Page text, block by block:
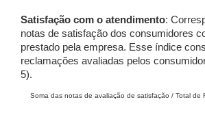
Satisfação com o atendimento:
notas de satisfação dos consumidores
prestado pela empresa. Esse índice
reclamações avaliadas pelos
5).
Soma das notas de avaliação de satisfação / Total de